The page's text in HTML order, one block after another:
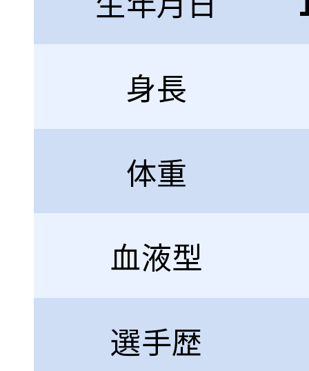
身長
体重
血液型
選手歴